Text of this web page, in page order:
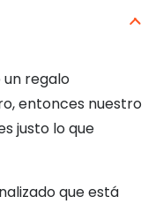
un regalo
entonces nuestro
justo lo que
que está